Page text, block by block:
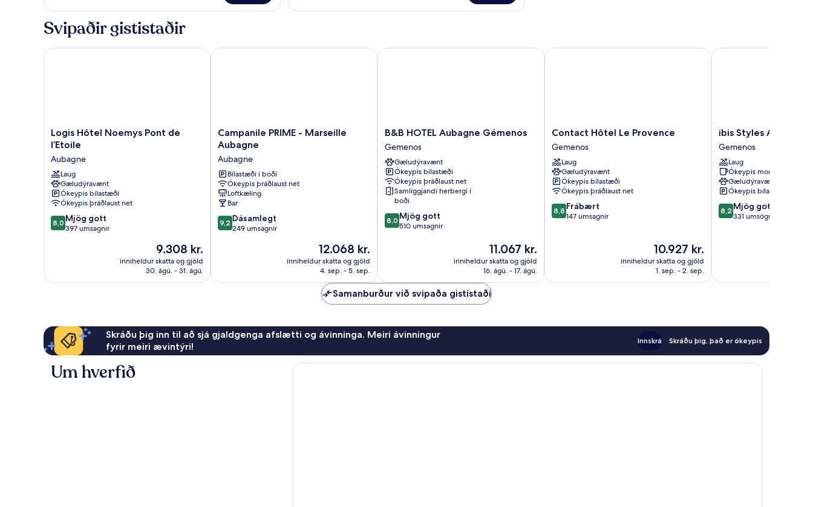
fyrir
-
rúm
rúm
Svipaðir gististaðir
Logis
Hôtel
Pont
de
l’Etoile
Aubagne
Logis Hôtel Noemys Pont de
l’Etoile
Aubagne
Laug
Gæludýravænt
Ókeypis bílastæði
Ókeypis þráðlaust net
8.0
af
umsagnir
8,0 Mjög gott
397 umsagnir
Verðið
er
9.308 kr.
9.308 kr.
inniheldur skatta og gjöld
30. ágú. - 31. ágú.
Logis Hôtel Noemys Pont de l’Etoile
Campanile
PRIME
Marseille
Aubagne
Aubagne
Campanile PRIME - Marseille
Aubagne
Aubagne
Bílastæði í boði
Ókeypis þráðlaust net
Loftkæling
Bar
9.2
af
9,2 Dásamlegt
249 umsagnir
Verðið
er
12.068 kr.
12.068 kr.
inniheldur skatta og gjöld
4. sep. - 5. sep.
Campanile PRIME - Marseille Aubagne
B&B
HOTEL
Aubagne
Gémenos
Gemenos
B&B HOTEL Aubagne Gémenos
Gemenos
Gæludýravænt
Ókeypis bílastæði
Ókeypis þráðlaust net
Samliggjandi herbergi í
boði
8.0
af
umsagnir
8,0 Mjög gott
510 umsagnir
Verðið
er
11.067 kr.
11.067 kr.
inniheldur skatta og gjöld
16. ágú. - 17. ágú.
B&B HOTEL Aubagne Gémenos
Contact
Hôtel
Le
Provence
Gemenos
Contact Hôtel Le Provence
Gemenos
Laug
Gæludýravænt
Ókeypis bílastæði
Ókeypis þráðlaust net
8.8
af
8,8 Frábært
147 umsagnir
Verðið
er
10.927 kr.
10.927 kr.
inniheldur skatta og gjöld
1. sep. - 2. sep.
Contact Hôtel Le Provence
ibis
Styles
Aubagne
Gemenos
Gemenos
ibis Styles Aubagne
Gemenos
Laug
Ókeypis morgunverður
Gæludýravænt
Ókeypis bílastæði
8.2
af
8,2 Mjög gott
331 umsögn
ibis Styles Aubagne
Samanburður við svipaða gististaði
Skráðu þig inn til að sjá gjaldgenga afslætti og ávinninga. Meiri ávinningur
fyrir meiri ævintýri!
Innskrá Skráðu þig, það er ókeypis
Um hverfið